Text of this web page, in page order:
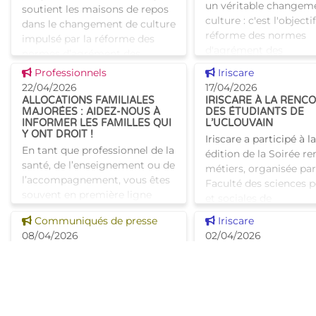
soutient les maisons de repos
dans le changement de culture
impulsé par la réforme des
normes d’agrément des
établissements pour aîné
un véritable
culture : c'est
réforme des normes
établissements pour
bruxellois. Pour
les maisons d
Voir cette news
Professionnels
22/04/2026
ALLOCATIONS FAMILIALES
MAJORÉES : AIDEZ-NOUS À
INFORMER LES FAMILLES QUI
Y ONT DROIT !
En tant que professionnel de la
santé, de l’enseignement ou de
l’accompagnement, vous êtes
un enfant ou une famille a
besoin d’un s
Voir cette news
Iriscare
17/04/2026
IRISCARE À LA
DES ÉTUDIANTS DE
L’UCLOUVAIN
Iriscare a participé à
édition de la Soirée
métiers, organisée
Faculté des sciences
l’UCLouvain.Cette
permis de présenter
Voir cette news
Communiqués de presse
08/04/2026
Voir cette news
Iriscare
02/04/2026